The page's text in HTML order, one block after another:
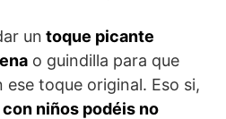
un toque picante
o guindilla para que
toque original. Eso si,
con niños podéis no